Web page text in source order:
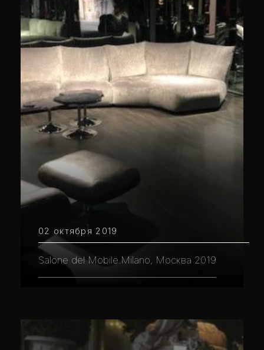
02 октября 2019
Salone del Mobile.Milano, Москва 2019